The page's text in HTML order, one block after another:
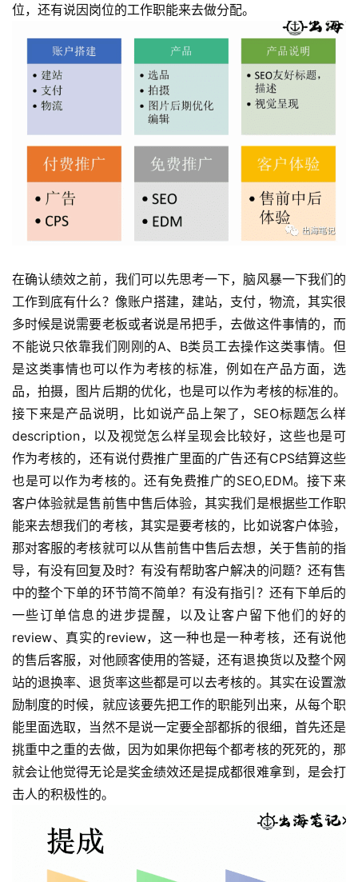
位，还有说因岗位的工作职能来去做分配。
在确认绩效之前，我们可以先思考一下，脑风暴一下我们的
工作到底有什么？像账户搭建，建站，支付，物流，其实很
多时候是说需要老板或者说是吊把手，去做这件事情的，而
不能说只依靠我们刚刚的A、B类员工去操作这类事情。但
是这类事情也可以作为考核的标准，例如在产品方面，选
品，拍摄，图片后期的优化，也是可以作为考核的标准的。
接下来是产品说明，比如说产品上架了，SEO标题怎么样
description，以及视觉怎么样呈现会比较好，这些也是可
作为考核的，还有说付费推广里面的广告还有CPS结算这些
也是可以作为考核的。还有免费推广的SEO,EDM。接下来
客户体验就是售前售中售后体验，其实我们是根据些工作职
能来去想我们的考核，其实是要考核的，比如说客户体验，
那对客服的考核就可以从售前售中售后去想，关于售前的指
导，有没有回复及时？有没有帮助客户解决的问题？还有售
中的整个下单的环节简不简单？有没有指引？还有下单后的
一些订单信息的进步提醒，以及让客户留下他们的好的
review、真实的review，这一种也是一种考核，还有说他
的售后客服，对他顾客使用的答疑，还有退换货以及整个网
站的退换率、退货率这些都是可以去考核的。其实在设置激
励制度的时候，就应该要先把工作的职能列出来，从每个职
能里面选取，当然不是说一定要全部都拆的很细，首先还是
挑重中之重的去做，因为如果你把每个都考核的死死的，那
就会让他觉得无论是奖金绩效还是提成都很难拿到，是会打
击人的积极性的。